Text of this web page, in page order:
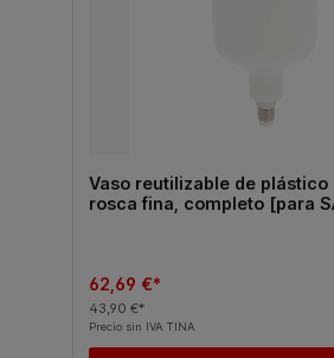
Vaso reutilizable de plástico
rosca fina, completo [para
62,69 €*
43,90 €*
Precio sin IVA TINA